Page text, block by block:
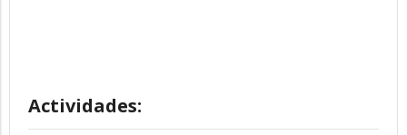
Actividades: